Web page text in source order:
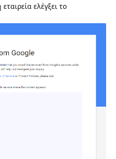
ελέγξει το